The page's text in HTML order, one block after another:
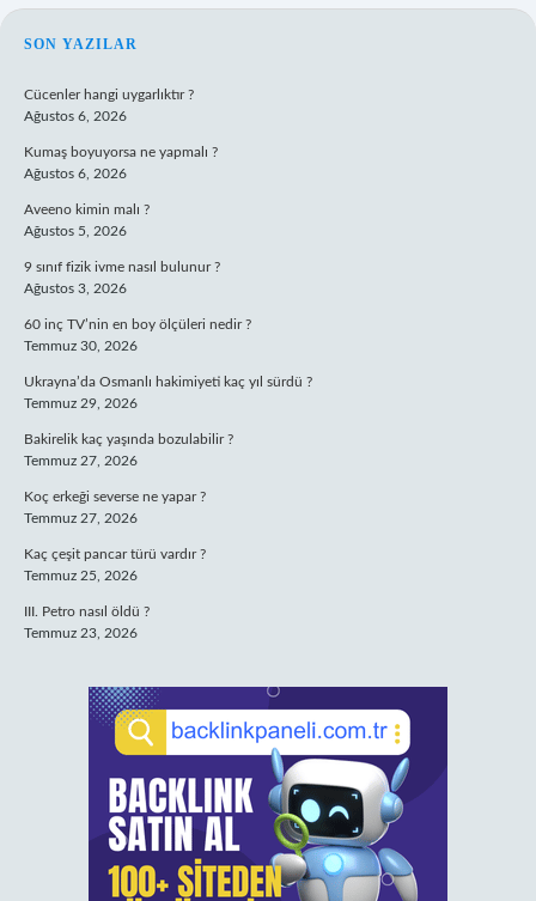
SIDEBAR
SON YAZILAR
Cücenler hangi uygarlıktır ?
Ağustos 6, 2026
Kumaş boyuyorsa ne yapmalı ?
Ağustos 6, 2026
Aveeno kimin malı ?
Ağustos 5, 2026
9 sınıf fizik ivme nasıl bulunur ?
Ağustos 3, 2026
60 inç TV’nin en boy ölçüleri nedir ?
Temmuz 30, 2026
Ukrayna’da Osmanlı hakimiyeti kaç yıl sürdü ?
Temmuz 29, 2026
Bakirelik kaç yaşında bozulabilir ?
Temmuz 27, 2026
Koç erkeği severse ne yapar ?
Temmuz 27, 2026
Kaç çeşit pancar türü vardır ?
Temmuz 25, 2026
III. Petro nasıl öldü ?
Temmuz 23, 2026